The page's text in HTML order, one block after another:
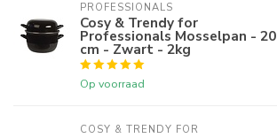
PROFESSIONALS
Cosy & Trendy for
Professionals Mosselpan - 20
cm - Zwart - 2kg
Op voorraad
COSY & TRENDY FOR